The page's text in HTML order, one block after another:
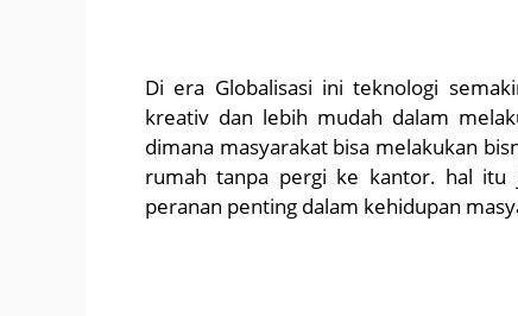
Di era Globalisasi ini teknologi
kreativ dan lebih mudah dalam
dimana masyarakat bisa melakukan
rumah tanpa pergi ke kantor. hal itu
peranan penting dalam kehidupan